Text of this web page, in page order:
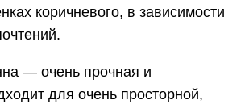
коричневого, в зависимости
— очень прочная и
для очень просторной,